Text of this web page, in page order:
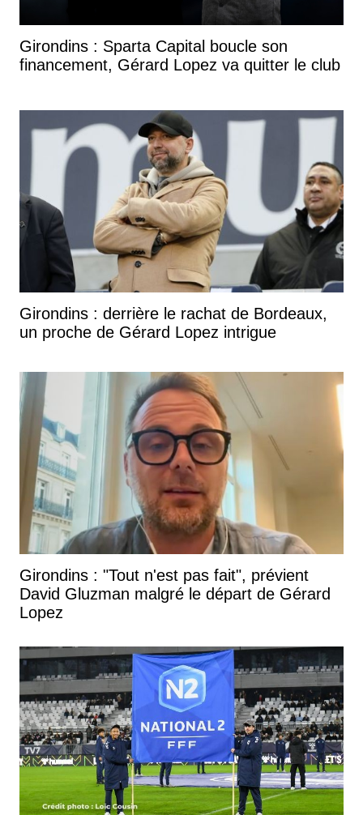
Girondins : Sparta Capital boucle son
financement, Gérard Lopez va quitter le club
Girondins : derrière le rachat de Bordeaux,
un proche de Gérard Lopez intrigue
Girondins : "Tout n'est pas fait", prévient
David Gluzman malgré le départ de Gérard
Lopez